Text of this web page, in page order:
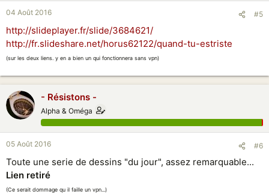
04 Août 2016 #5
http://slideplayer.fr/slide/3684621/
http://fr.slideshare.net/horus62122/quand-tu-estriste
(sur les deux liens. y en a bien un qui fonctionnera sans vpn)
- Résistons -
Alpha & Oméga
05 Août 2016 #6
Toute une serie de dessins "du jour", assez remarquable...
Lien retiré
(Ce serait dommage qu il faille un vpn...)